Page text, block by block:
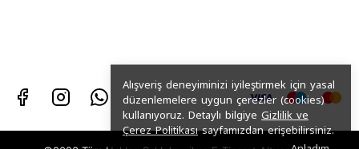
Alışveriş deneyiminizi iyileştirmek için yasal
düzenlemelere uygun çerezler (cookies)
kullanıyoruz. Detaylı bilgiye Gizlilik ve
Çerez Politikasısayfamızdan erişebilirsiniz.